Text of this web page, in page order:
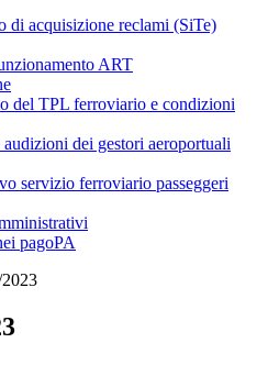
di acquisizione reclami (SiTe)
ART
del TPL ferroviario e condizioni
dei gestori aeroportuali
servizio ferroviario passeggeri
pagoPA